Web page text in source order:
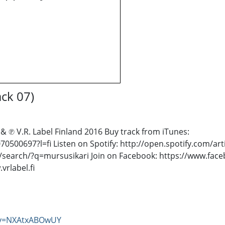
07)
V.R. Label Finland 2016 Buy track from iTunes:
Listen on Spotify: http://open.spotify.com/
?q=mursusikari Join on Facebook: https://